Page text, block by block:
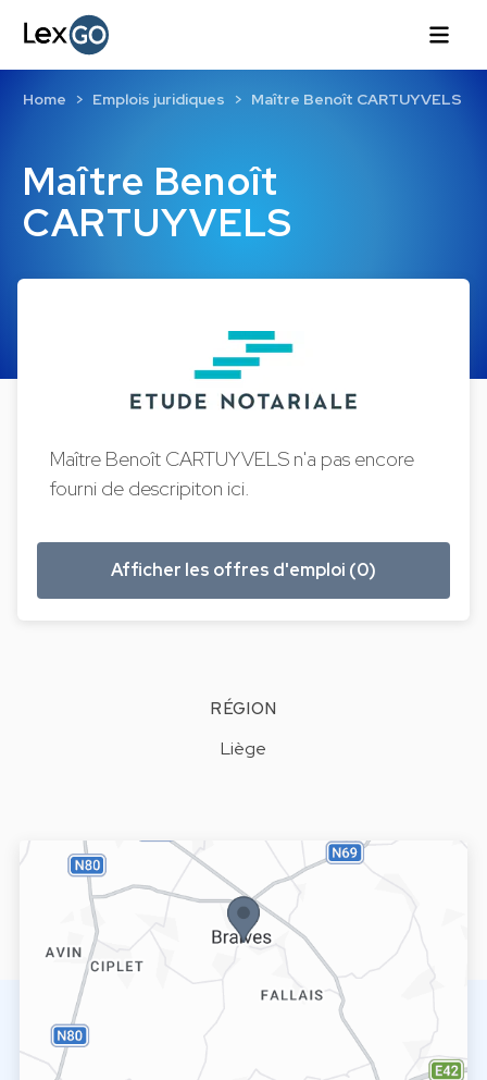
Maître Benoît
CARTUYVELS
Home Emplois juridiques Maître Benoît CARTUYVELS
Maître Benoît CARTUYVELS n'a pas encore
fourni de descripiton ici.
Afficher les offres d'emploi (0)
RÉGION
Liège